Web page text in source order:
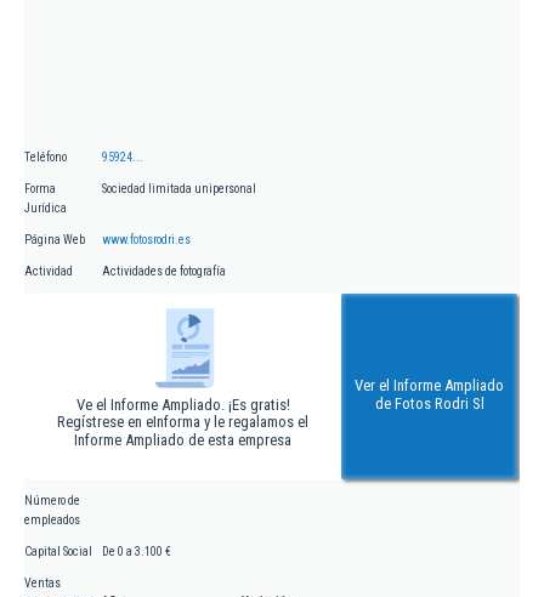
Teléfono 95924...
Forma
Jurídica
Sociedad limitada unipersonal
Página Web www.fotosrodri.es
Actividad Actividades de fotografía
Ve el Informe Ampliado. ¡Es gratis!
Regístrese en eInforma y le regalamos el
Informe Ampliado de esta empresa
Ver el Informe Ampliado
de Fotos Rodri Sl
Número de
empleados
Capital Social De 0 a 3.100 €
Ventas